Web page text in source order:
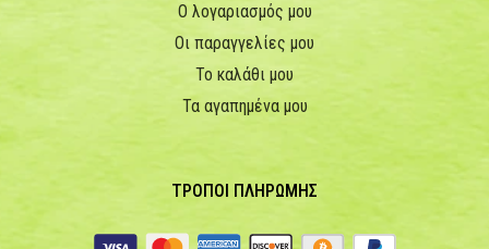
Ο λογαριασμός μου
Οι παραγγελίες μου
Το καλάθι μου
Τα αγαπημένα μου
ΤΡΟΠΟΙ ΠΛΗΡΩΜΗΣ